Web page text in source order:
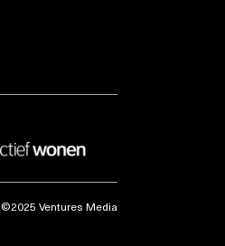
©2025 Ventures Media